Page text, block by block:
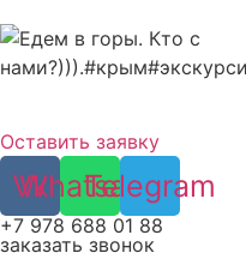
Оставить заявку
Vk
Whatsapp
Telegram
+7 978 688 01 88
заказать звонок